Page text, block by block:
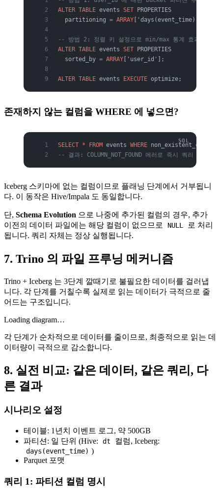
ALTER TABLE events SET PROPERTIES
  partitioning
= ARRAY ['days(event_time)',
-- 방법 2: 정렬 키 설정으로 min/max 통계 효과 극대
ALTER TABLE events SET PROPERTIES
  sorted_by
= ARRAY ['user_id'];
ALTER TABLE events EXECUTE optimize;
존재하지 않는 컬럼을 WHERE 에 넣으면?
SELECT * FROM events WHERE non_existent_column
-- 결과: COLUMN_NOT_FOUND 에러로 즉시 쿼리 실패
Iceberg 스키마에 없는 컬럼이므로 플래닝 단계에서 거부됩니
다. 이 동작은 Hive/Impala 도 동일합니다.
단, Schema Evolution 으로 나중에 추가된 컬럼의 경우, 추가
이전의 데이터 파일에는 해당 컬럼이 없으므로
NULL
로 처리
됩니다. 쿼리 자체는 정상 실행됩니다.
7. Trino 의 파일 프루닝 메커니즘
Trino + Iceberg 는 3단계 깔때기로 불필요한 데이터를 걸러냅
니다. 각 단계를 거칠수록 실제로 읽는 데이터가 극적으로 줄
어드는 구조입니다.
Loading diagram…
각 단계가 순차적으로 데이터를 줄이므로, 최종적으로 읽는 데
이터량이 극적으로 감소합니다.
8. 실전 비교: 같은 데이터, 같은 쿼리, 다
른 결과
시나리오 설정
테이블: 1년치 이벤트 로그, 약 500GB
파티션: 일 단위 (Hive:
dt 컬럼, Iceberg:
days(event_time) )
Parquet 포맷
쿼리 1: 파티션 컬럼 명시